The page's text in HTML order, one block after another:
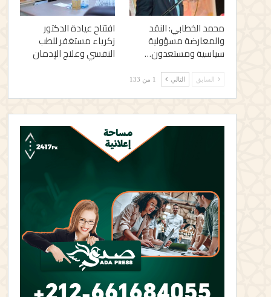
محمد الخطابي: النقد
والمعارضة مسؤولية
سياسية ومستعدون…
افتتاح عيادة الدكتور
زكرياء مستغفر للطب
النفسي وعلاج الإدمان
السابق التالي 1 من 133